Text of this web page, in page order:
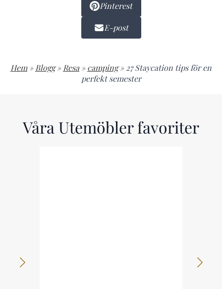
Pinterest
E-post
Hem » Blogg » Resa » camping » 27 Staycation tips för en
perfekt semester
Våra Utemöbler favoriter